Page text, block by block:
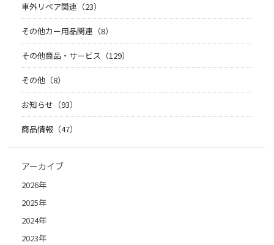
車外リペア関連（23）
その他カー用品関連（8）
その他商品・サービス（129）
その他（8）
お知らせ（93）
商品情報（47）
アーカイブ
2026年
2025年
2024年
2023年